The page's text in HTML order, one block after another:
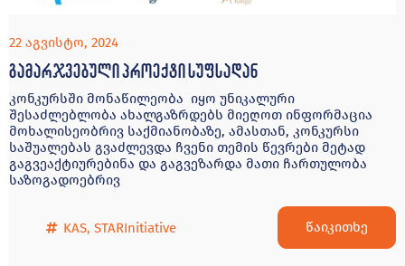
22 აგვისტო, 2024
გამარჯვებული პროექტი სუფსადან
კონკურსში მონაწილეობა იყო უნიკალური
შესაძლებლობა ახალგაზრდებს მიეღოთ ინფორმაცია
მოხალისეობრივ საქმიანობაზე, ამასთან, კონკურსი
საშუალებას გვაძლევდა ჩვენი თემის წევრები მეტად
გაგვეაქტიურებინა და გაგვეზარდა მათი ჩართულობა
საზოგადოებრივ
KAS, STARInitiative წაიკითხე